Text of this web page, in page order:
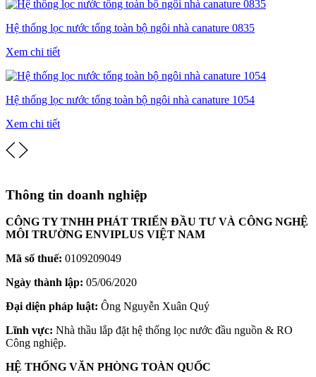
Hệ thống lọc nước tổng toàn bộ ngôi nhà canature 0835
Xem chi tiết
Hệ thống lọc nước tổng toàn bộ ngôi nhà canature 1054
Xem chi tiết
Thông tin doanh nghiệp
CÔNG TY TNHH PHÁT TRIỂN ĐẦU TƯ VÀ CÔNG NGHỆ
MÔI TRƯỜNG ENVIPLUS VIỆT NAM
Mã số thuế: 0109209049
Ngày thành lập: 05/06/2020
Đại diện pháp luật: Ông Nguyễn Xuân Quý
Lĩnh vực: Nhà thầu lắp đặt hệ thống lọc nước đầu nguồn & RO
Công nghiệp.
HỆ THỐNG VĂN PHÒNG TOÀN QUỐC